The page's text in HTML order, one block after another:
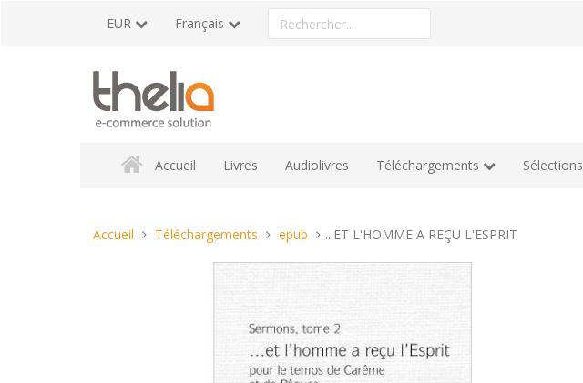
EUR Français
Rechercher
un
Accueil Livres Audiolivres Téléchargements Sélections
Vous
Accueil Téléchargements epub ...ET L'HOMME A REÇU L'ESPRIT